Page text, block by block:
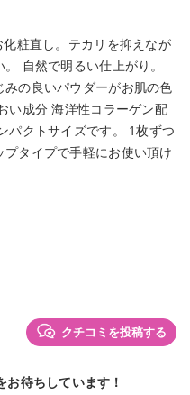
粧直し。テカリを抑えなが
自然で明るい仕上がり。
の良いパウダーがお肌の色
い成分 海洋性コラーゲン配
パクトサイズです。 1枚ずつ
タイプで手軽にお使い頂け
クチコミを投稿する
待ちしています！